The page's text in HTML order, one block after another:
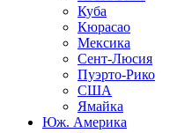
Куба
Кюрасао
Мексика
Сент-Люсия
Пуэрто-Рико
США
Ямайка
Юж. Америка